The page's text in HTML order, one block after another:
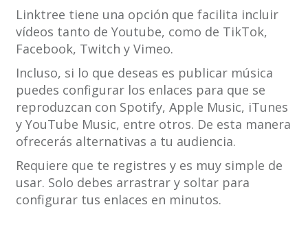
Linktree tiene una opción que facilita incluir
vídeos tanto de Youtube, como de TikTok,
Facebook, Twitch y Vimeo.
Incluso, si lo que deseas es publicar música
puedes configurar los enlaces para que se
reproduzcan con Spotify, Apple Music, iTunes
y YouTube Music, entre otros. De esta manera
ofrecerás alternativas a tu audiencia.
Requiere que te registres y es muy simple de
usar. Solo debes arrastrar y soltar para
configurar tus enlaces en minutos.